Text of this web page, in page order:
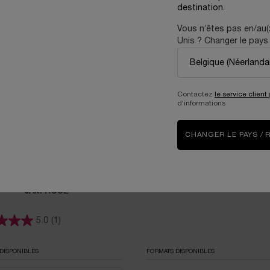
de la rose.
6AM ROSE
5.0 (1)
FORMATS DISPONIBLES
destination.
Vous n’êtes pas en/
Unis ? Changer le
Contactez le service client
d'informations
CHANGER LE PAYS /